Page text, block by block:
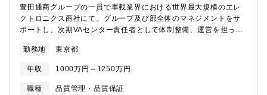
ジタルカメラなど、身近にある電子機器に数多くに使用されてい
ます。
豊田通商グループの一員で車載業界における世界最大規模のエレ
クトロニクス商社にて、グループ及び部全体のマネジメントをサ
ポートし、次期VAセンター責任者として体制整備、運営を担って
て半導体、電子部品などの検査、選別、評価、加工、解析など
様々な業務を東京、愛知の2拠点、5グループで対応しています。
※マネジメントする人数はパート含め約50名程度【業務内容】
（入社直後）1グループのマネージャーとして、顕微鏡、デジタル
勤務地 東京都
年収 1000万円～1250万円
職種
品質管理・品質保証